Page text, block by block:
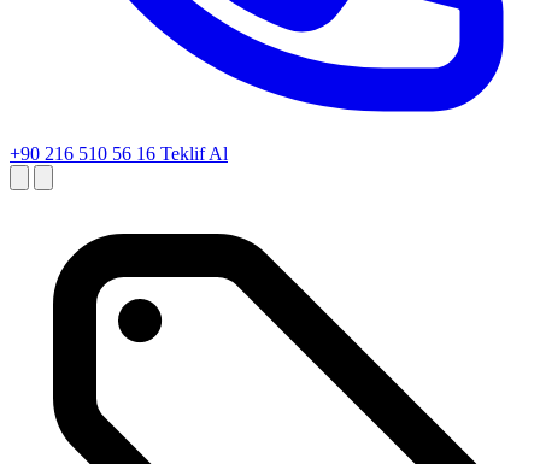
+90 216 510 56 16 Teklif Al